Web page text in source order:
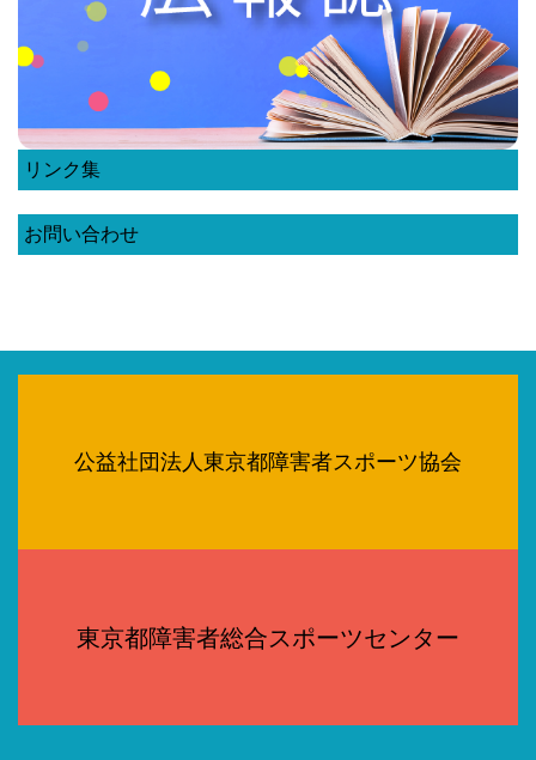
リンク集
お問い合わせ
公益社団法人東京都障害者スポーツ協会
東京都障害者総合スポーツセンター